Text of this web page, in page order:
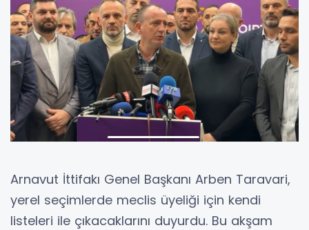
Arnavut İttifakı Genel Başkanı Arben Taravari,
yerel seçimlerde meclis üyeliği için kendi
listeleri ile çıkacaklarını duyurdu. Bu akşam